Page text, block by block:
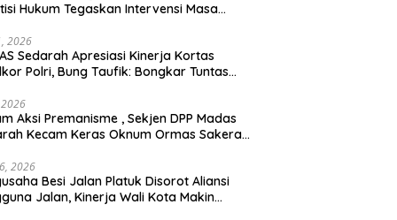
Hukum Tegaskan Intervensi Masa
2026
Sedarah Apresiasi Kinerja Kortas
Polri, Bung Taufik: Bongkar Tuntas
2026
Premanisme , Sekjen DPP Madas
Kecam Keras Oknum Ormas Sakera
2026
Besi Jalan Platuk Disorot Aliansi
Jalan, Kinerja Wali Kota Makin